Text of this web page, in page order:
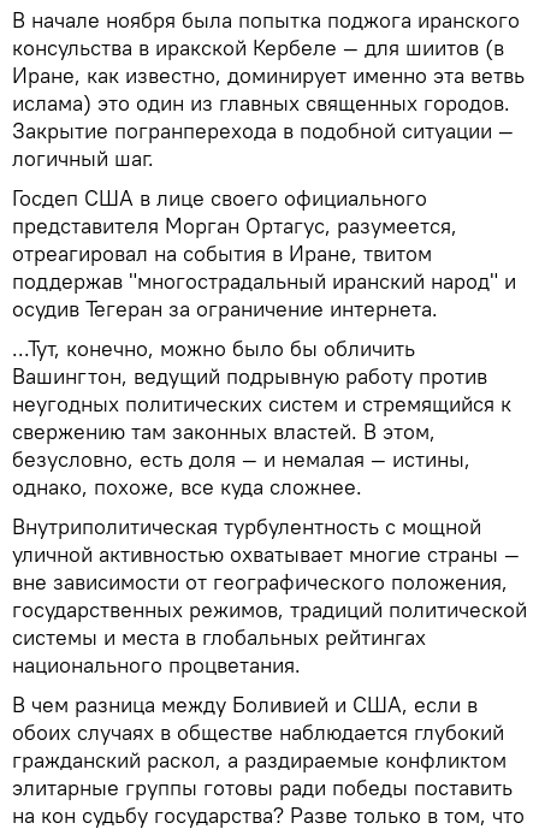
В начале ноября была попытка поджога иранского
консульства в иракской Кербеле — для шиитов (в
Иране, как известно, доминирует именно эта ветвь
ислама) это один из главных священных городов.
Закрытие погранперехода в подобной ситуации —
логичный шаг.
Госдеп США в лице своего официального
представителя Морган Ортагус, разумеется,
отреагировал на события в Иране, твитом
поддержав "многострадальный иранский народ" и
осудив Тегеран за ограничение интернета.
...Тут, конечно, можно было бы обличить
Вашингтон, ведущий подрывную работу против
неугодных политических систем и стремящийся к
свержению там законных властей. В этом,
безусловно, есть доля — и немалая — истины,
однако, похоже, все куда сложнее.
Внутриполитическая турбулентность с мощной
уличной активностью охватывает многие страны —
вне зависимости от географического положения,
государственных режимов, традиций политической
системы и места в глобальных рейтингах
национального процветания.
В чем разница между Боливией и США, если в
обоих случаях в обществе наблюдается глубокий
гражданский раскол, а раздираемые конфликтом
элитарные группы готовы ради победы поставить
на кон судьбу государства? Разве только в том, что